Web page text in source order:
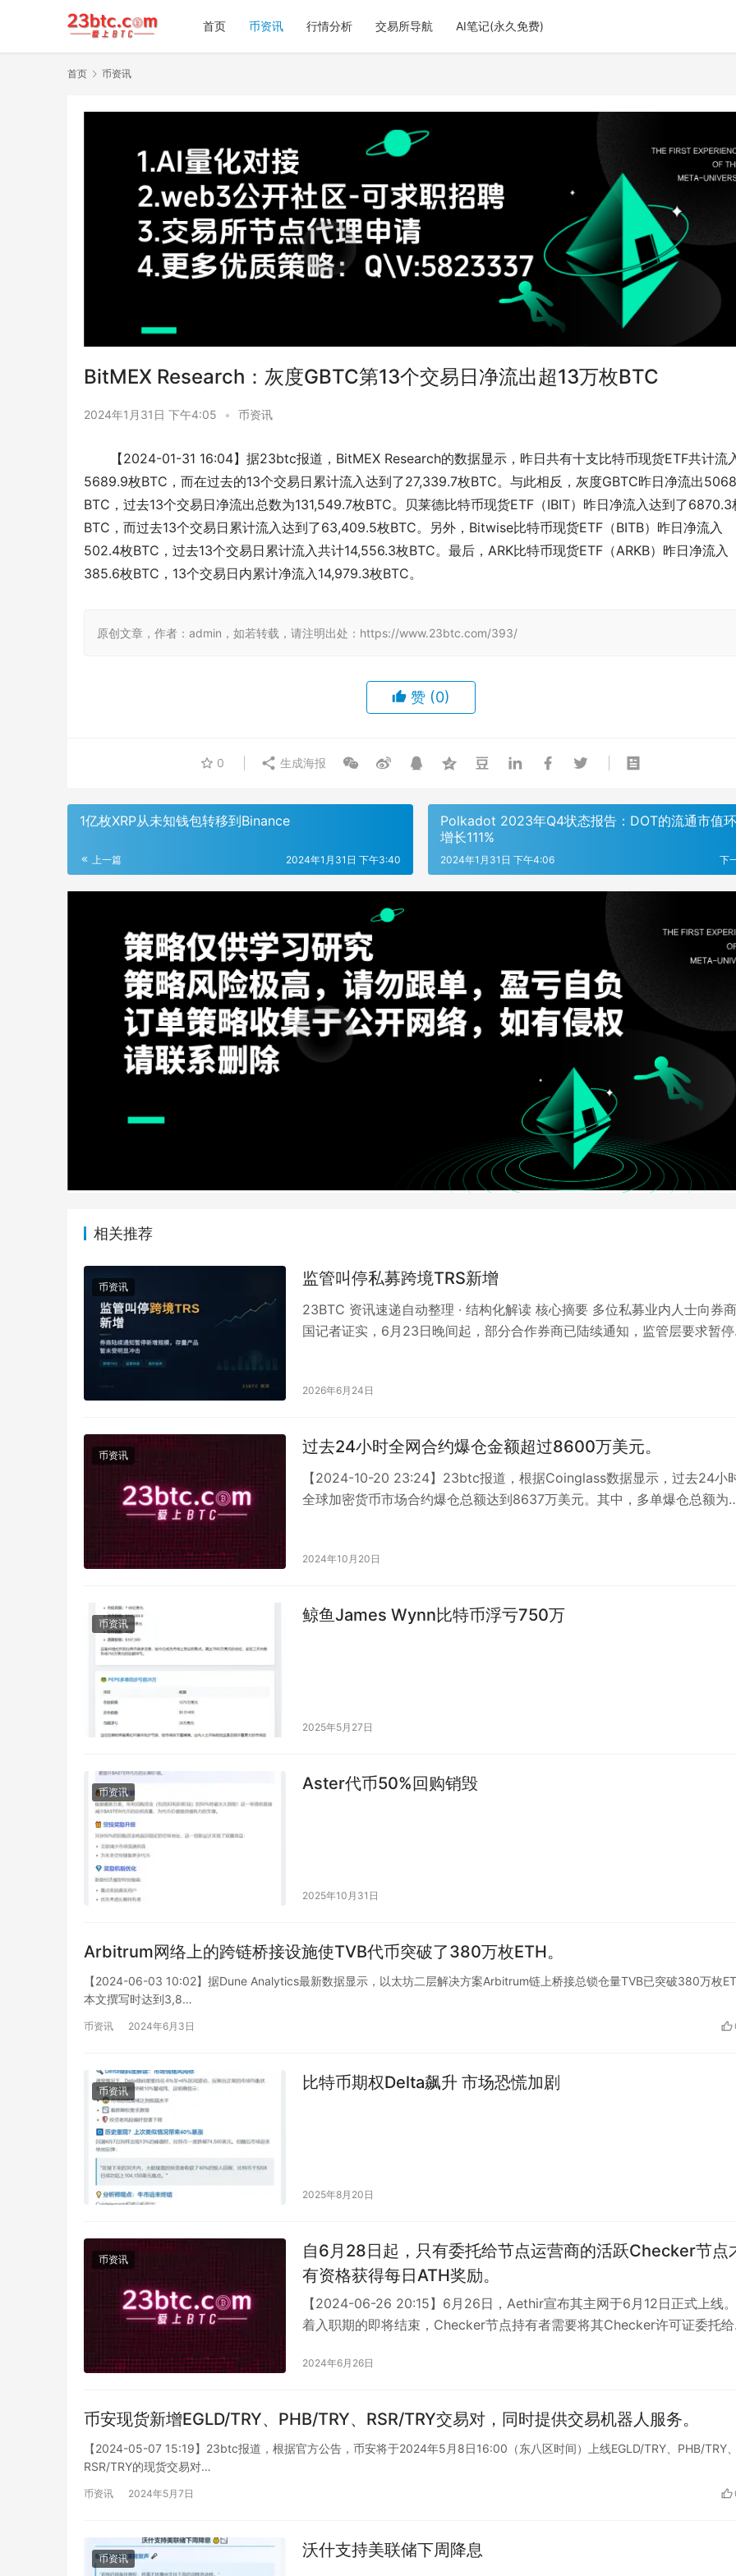
首页 币资讯 行情分析 交易所导航 AI笔记(永久免费)
首页 币资讯
BitMEX Research：灰度GBTC第13个交易日净流出超13万枚BTC
2024年1月31日 下午4:05 • 币资讯
【2024-01-31 16:04】据23btc报道，BitMEX Research的数据显示，昨日共有十支比特币现货ETF共计流
5689.9枚BTC，而在过去的13个交易日累计流入达到了27,339.7枚BTC。与此相反，灰度GBTC昨日净流出
BTC，过去13个交易日净流出总数为131,549.7枚BTC。贝莱德比特币现货ETF（IBIT）昨日净流入达到了6870.3
BTC，而过去13个交易日累计流入达到了63,409.5枚BTC。另外，Bitwise比特币现货ETF（BITB）昨日净流入
502.4枚BTC，过去13个交易日累计流入共计14,556.3枚BTC。最后，ARK比特币现货ETF（ARKB）昨日净流入
385.6枚BTC，13个交易日内累计净流入14,979.3枚BTC。
原创文章，作者：admin，如若转载，请注明出处：https://www.23btc.com/393/
赞 (0)
0 生成海报
1亿枚XRP从未知钱包转移到Binance
上一篇 2024年1月31日 下午3:40
Polkadot 2023年Q4状态报告：DOT的流通市值
增长111%
下
2024年1月31日 下午4:06
相关推荐
币资讯 监管叫停私募跨境TRS新增
23BTC 资讯速递自动整理 · 结构化解读 核心摘要 多位私募业内人士向券
国记者证实，6月23日晚间起，部分合作券商已陆续通知，监管层要求暂停
2026年6月24日
币资讯 过去24小时全网合约爆仓金额超过8600万美元。
【2024-10-20 23:24】23btc报道，根据Coinglass数据显示，过去24小
全球加密货币市场合约爆仓总额达到8637万美元。其中，多单爆仓总额为
2024年10月20日
币资讯 鲸鱼James Wynn比特币浮亏750万
2025年5月27日
币资讯 Aster代币50%回购销毁
2025年10月31日
Arbitrum网络上的跨链桥接设施使TVB代币突破了380万枚ETH。
【2024-06-03 10:02】据Dune Analytics最新数据显示，以太坊二层解决方案Arbitrum链上桥接总锁仓量TVB已突破380万枚
本文撰写时达到3,8…
币资讯 2024年6月3日
币资讯 比特币期权Delta飙升 市场恐慌加剧
2025年8月20日
币资讯
自6月28日起，只有委托给节点运营商的活跃Checker节点
有资格获得每日ATH奖励。
【2024-06-26 20:15】6月26日，Aethir宣布其主网于6月12日正式上线
着入职期的即将结束，Checker节点持有者需要将其Checker许可证委托给
2024年6月26日
币安现货新增EGLD/TRY、PHB/TRY、RSR/TRY交易对，同时提供交易机器人服务。
【2024-05-07 15:19】23btc报道，根据官方公告，币安将于2024年5月8日16:00（东八区时间）上线EGLD/TRY、PHB/TRY、
RSR/TRY的现货交易对…
币资讯 2024年5月7日
币资讯 沃什支持美联储下周降息